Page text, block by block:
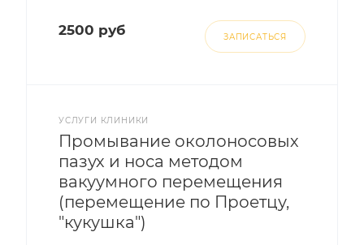
2500 руб ЗАПИСАТЬСЯ
УСЛУГИ КЛИНИКИ
Промывание околоносовых
пазух и носа методом
вакуумного перемещения
(перемещение по Проетцу,
"кукушка")